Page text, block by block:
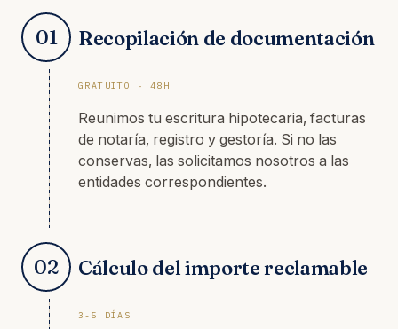
01 Recopilación de documentación
GRATUITO · 48H
Reunimos tu escritura hipotecaria, facturas
de notaría, registro y gestoría. Si no las
conservas, las solicitamos nosotros a las
entidades correspondientes.
02 Cálculo del importe reclamable
3-5 DÍAS